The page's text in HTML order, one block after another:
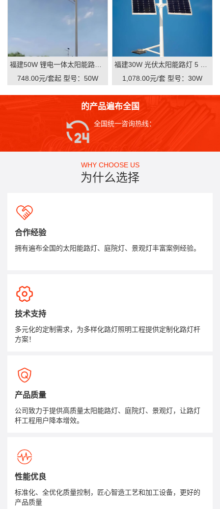
748.00元/套起 型号：50W
1,078.00元/套 型号：30W
的产品遍布全国
全国统一咨询热线：
WHY CHOOSE US
为什么选择
合作经验
拥有遍布全国的太阳能路灯、庭院灯、景观灯丰富案例经验。
技术支持
多元化的定制需求，为多样化路灯照明工程提供定制化路灯杆
方案！
产品质量
公司致力于提供高质量太阳能路灯、庭院灯、景观灯，让路灯
杆工程用户降本增效。
性能优良
标准化、全优化质量控制，匠心智造工艺和加工设备，更好的
产品质量